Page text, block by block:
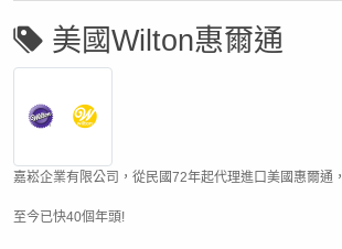
美國Wilton惠爾通
嘉崧企業有限公司，從民國72年起代理進口美國惠爾通，
至今已快40個年頭!